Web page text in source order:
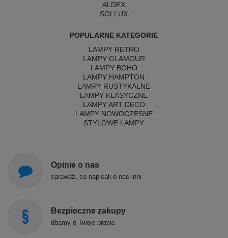
ALDEX
SOLLUX
POPULARNE KATEGORIE
LAMPY RETRO
LAMPY GLAMOUR
LAMPY BOHO
LAMPY HAMPTON
LAMPY RUSTYKALNE
LAMPY KLASYCZNE
LAMPY ART DECO
LAMPY NOWOCZESNE
STYLOWE LAMPY
Opinie o nas
sprawdź, co napisali o nas inni
Bezpieczne zakupy
dbamy o Twoje prawa